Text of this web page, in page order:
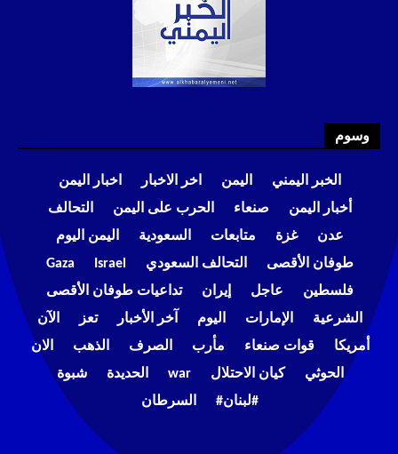
وسوم
الخبر اليمني اليمن اخر الاخبار
اخبار اليمن
أخبار اليمن
صنعاء الحرب على اليمن
التحالف
عدن
غزة متابعات السعودية
اليمن اليوم
طوفان الأقصى
التحالف السعودي Israel
Gaza
فلسطين
عاجل إيران
تداعيات طوفان الأقصى
الشرعية
الإمارات اليوم آخر الأخبار تعز
الآن
أمريكا
قوات صنعاء مأرب الصرف الذهب
الان
الحوثي
كيان الاحتلال war الحديدة
شبوة
#لبنان#
السرطان